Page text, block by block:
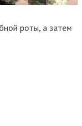
роты, а затем